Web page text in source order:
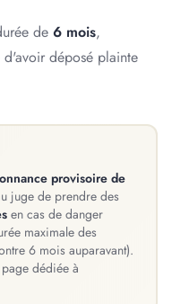
de 6 mois,
d'avoir déposé plainte
provisoire de
juge de prendre des
en cas de danger
maximale des
6 mois auparavant).
dédiée à